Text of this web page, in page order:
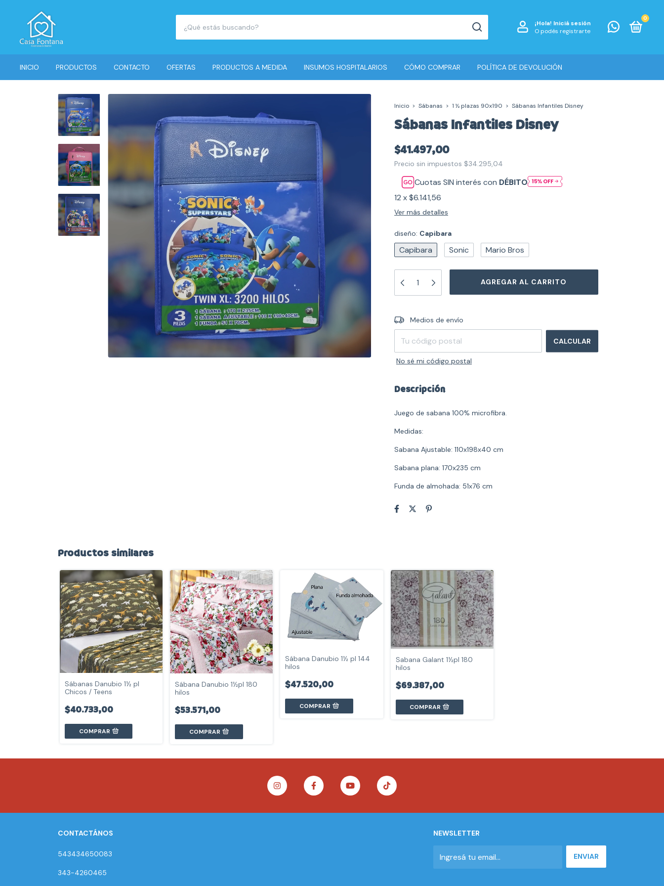
¡Hola! Iniciá sesión
O podés registrarte
0
INICIO PRODUCTOS CONTACTO OFERTAS PRODUCTOS A MEDIDA INSUMOS HOSPITALARIOS CÓMO COMPRAR POLÍTICA DE DEVOLUCIÓN
Inicio > Sábanas > 1 ½ plazas 90x190 > Sábanas Infantiles Disney
Sábanas Infantiles Disney
$41.497,00
Precio sin impuestos $34.295,04
Cuotas SIN interés con DÉBITO
12 x$6.141,56
Ver más detalles
diseño: Capibara
Capibara Sonic Mario Bros
Entregas para el CP:
Medios de envío
CALCULAR
No sé mi código postal
Descripción
Juego de sabana 100% microfibra.
Medidas:
Sabana Ajustable: 110x198x40 cm
Sabana plana: 170x235 cm
Funda de almohada: 51x76 cm
Productos similares
Sábanas Danubio 1½ pl
Chicos / Teens
$40.733,00
COMPRAR
Sábana Danubio 1½pl 180
hilos
$53.571,00
COMPRAR
Sábana Danubio 1½ pl 144
hilos
$47.520,00
COMPRAR
Sabana Galant 1½pl 180
hilos
$69.387,00
COMPRAR
CONTACTÁNOS
543434650083
343-4260465
NEWSLETTER